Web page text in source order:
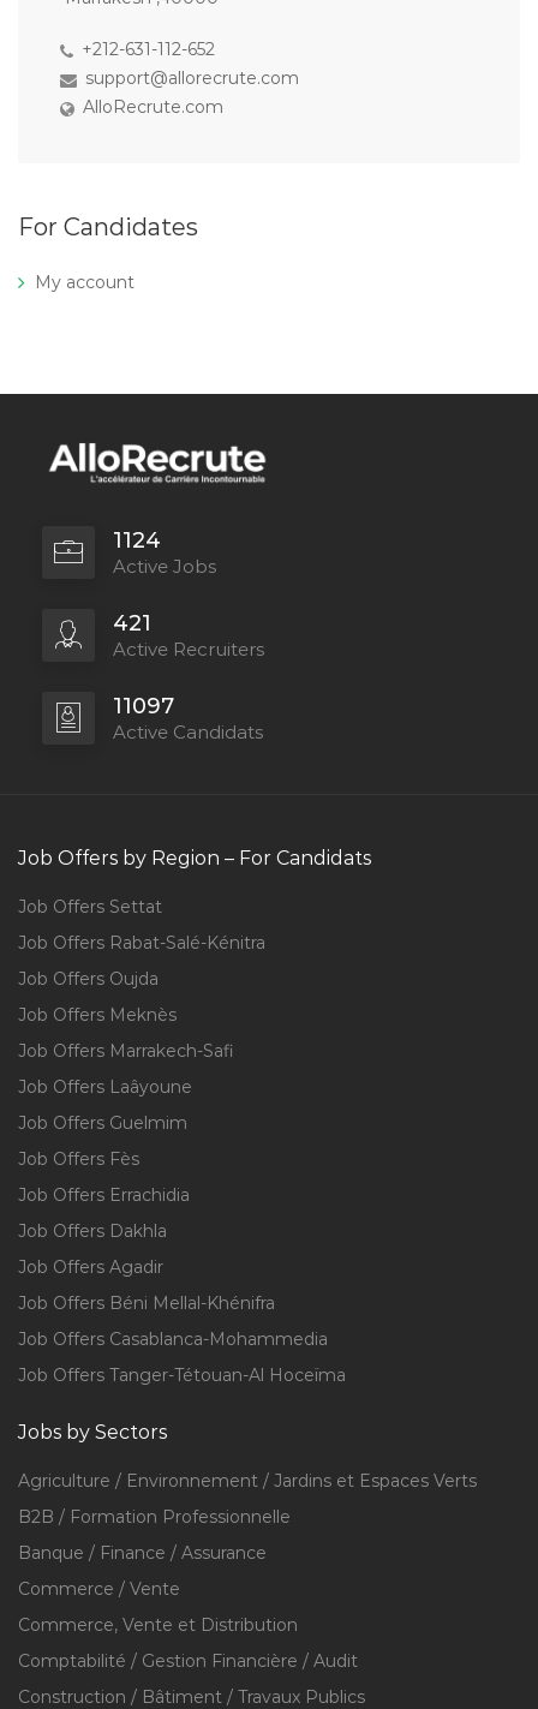
+212-631-112-652
support@allorecrute.com
AlloRecrute.com
For Candidates
My account
1124
Active Jobs
421
Active Recruiters
11097
Active Candidats
Job Offers by Region – For Candidats
Job Offers Settat
Job Offers Rabat-Salé-Kénitra
Job Offers Oujda
Job Offers Meknès
Job Offers Marrakech-Safi
Job Offers Laâyoune
Job Offers Guelmim
Job Offers Fès
Job Offers Errachidia
Job Offers Dakhla
Job Offers Agadir
Job Offers Béni Mellal-Khénifra
Job Offers Casablanca-Mohammedia
Job Offers Tanger-Tétouan-Al Hoceïma
Jobs by Sectors
Agriculture / Environnement / Jardins et Espaces Verts
B2B / Formation Professionnelle
Banque / Finance / Assurance
Commerce / Vente
Commerce, Vente et Distribution
Comptabilité / Gestion Financière / Audit
Construction / Bâtiment / Travaux Publics